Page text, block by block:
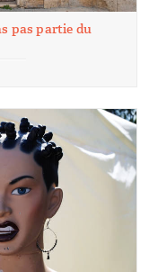
pas partie du